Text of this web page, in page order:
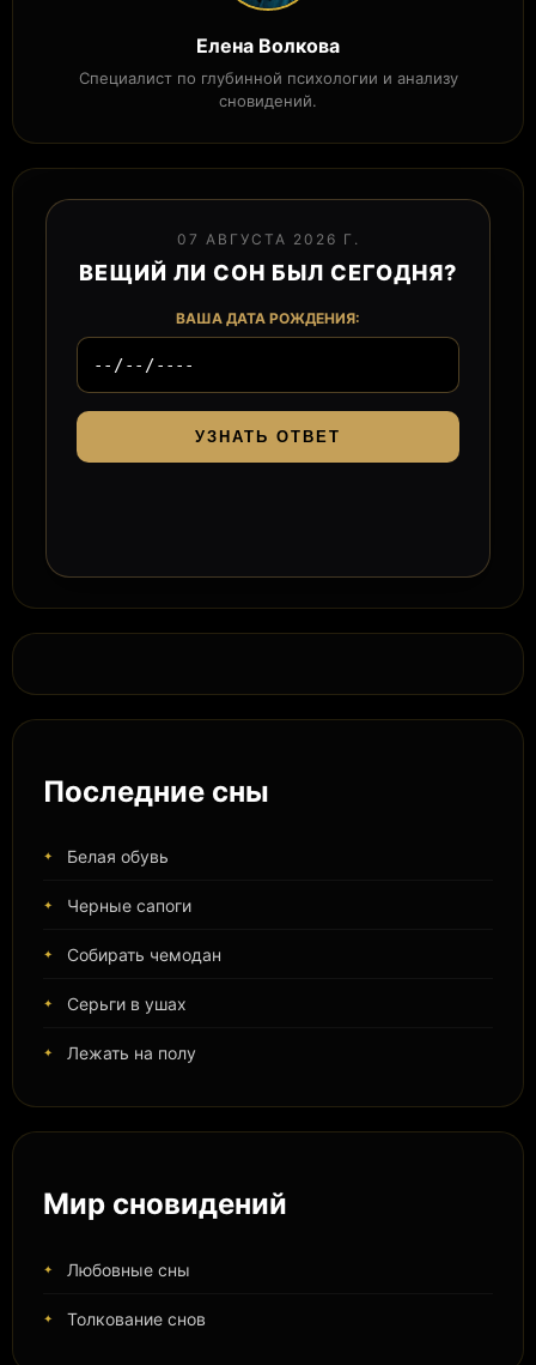
Елена Волкова
Специалист по глубинной психологии и анализу
сновидений.
07 АВГУСТА 2026 Г.
ВЕЩИЙ ЛИ СОН БЫЛ СЕГОДНЯ?
ВАША ДАТА РОЖДЕНИЯ:
УЗНАТЬ ОТВЕТ
Последние сны
Белая обувь
Черные сапоги
Собирать чемодан
Серьги в ушах
Лежать на полу
Мир сновидений
Любовные сны
Толкование снов